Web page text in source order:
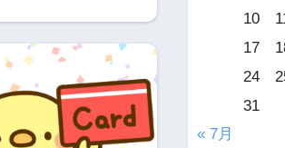
10
17
24
31
« 7月